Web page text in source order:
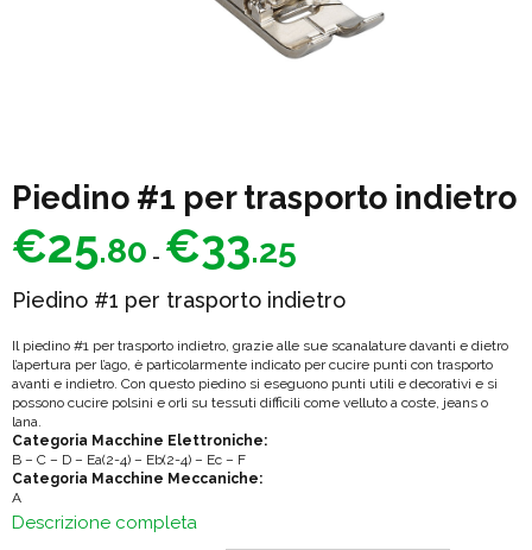
Piedino #1 per trasporto indietro
€25.80 - €33.25
Fascia
€25.80
a
€33.25
Piedino #1 per trasporto indietro
Il piedino #1 per trasporto indietro, grazie alle sue scanalature davanti e dietro
l’apertura per l’ago, è particolarmente indicato per cucire punti con trasporto
avanti e indietro. Con questo piedino si eseguono punti utili e decorativi e si
possono cucire polsini e orli su tessuti difficili come velluto a coste, jeans o
lana.
Categoria Macchine Elettroniche:
B – C – D – Ea(2-4) – Eb(2-4) – Ec – F
Categoria Macchine Meccaniche:
A
Descrizione completa